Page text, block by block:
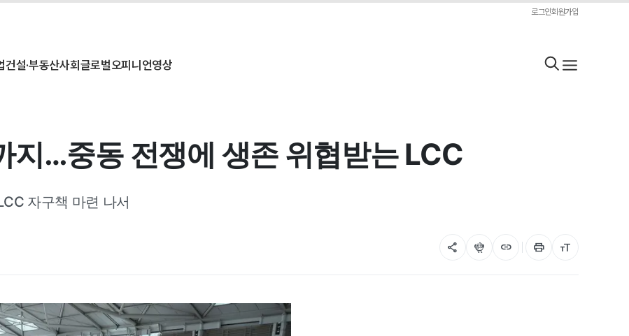
로그인회원가입
건설·부동산사회글로벌오피니언영상
지…중동 전쟁에 생존 위협받는 LCC
자구책 마련 나서
share flutter_dash link print format_size